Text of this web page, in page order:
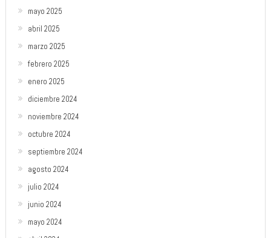
mayo 2025
abril 2025
marzo 2025
febrero 2025
enero 2025
diciembre 2024
noviembre 2024
octubre 2024
septiembre 2024
agosto 2024
julio 2024
junio 2024
mayo 2024